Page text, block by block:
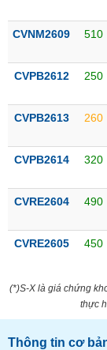
CVNM2609 510
CVPB2612 250
CVPB2613 260
CVPB2614 320
CVRE2604 490
CVRE2605 450
(*)S-X là giá chứng
thực
Thông tin cơ
đầu
tư
Truyền
tài
chính
Dữ
chính